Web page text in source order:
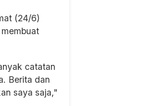
(24/6)
catatan
Berita dan
saya saja,"